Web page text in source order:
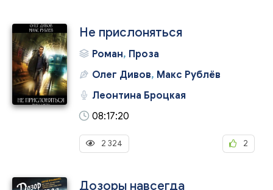
Не прислоняться
Роман, Проза
Олег Дивов, Макс Рублёв
Леонтина Броцкая
08:17:20
2 324 2
Дозоры навсегда